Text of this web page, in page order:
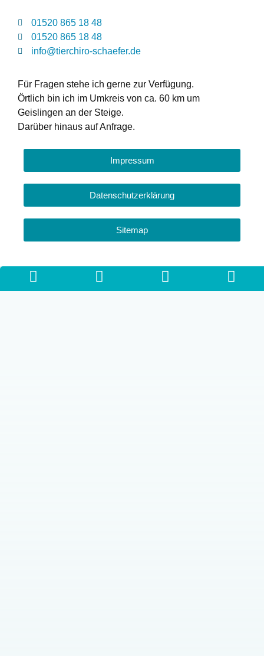
01520 865 18 48
01520 865 18 48
info@tierchiro-schaefer.de
Für Fragen stehe ich gerne zur Verfügung.
Örtlich bin ich im Umkreis von ca. 60 km um
Geislingen an der Steige.
Darüber hinaus auf Anfrage.
Impressum
Datenschutzerklärung
Sitemap